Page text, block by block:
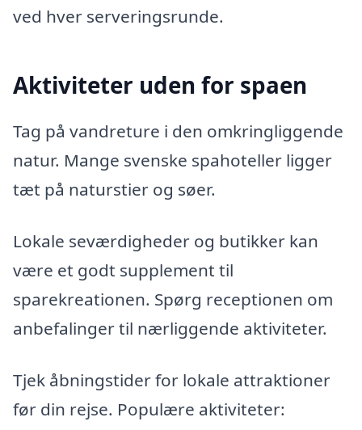
ved hver serveringsrunde.
Aktiviteter uden for spaen
Tag på vandreture i den omkringliggende
natur. Mange svenske spahoteller ligger
tæt på naturstier og søer.
Lokale seværdigheder og butikker kan
være et godt supplement til
sparekreationen. Spørg receptionen om
anbefalinger til nærliggende aktiviteter.
Tjek åbningstider for lokale attraktioner
før din rejse. Populære aktiviteter: